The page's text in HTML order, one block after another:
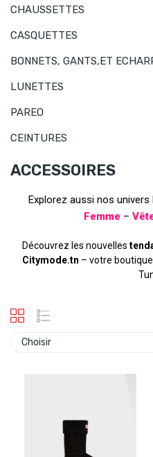
CHAUSSETTES
CASQUETTES
BONNETS, GANTS,ET
LUNETTES
PAREO
CEINTURES
ACCESSOIRES
Explorez aussi nos univers
Femme –
Découvrez les nouvelles
Citymode.tn – votre
Choisir